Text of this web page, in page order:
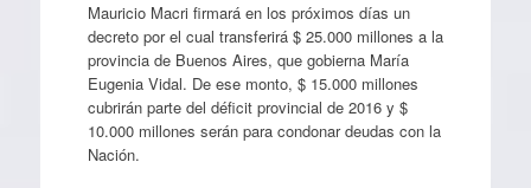
Mauricio Macri firmará en los próximos días un
decreto por el cual transferirá $ 25.000 millones a la
provincia de Buenos Aires, que gobierna María
Eugenia Vidal. De ese monto, $ 15.000 millones
cubrirán parte del déficit provincial de 2016 y $
10.000 millones serán para condonar deudas con la
Nación.